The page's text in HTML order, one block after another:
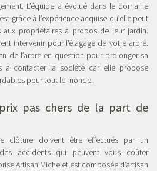
L’équipe a évolué dans le domaine
grâce à l’expérience acquise qu’elle peut
aux propriétaires à propos de leur jardin.
intervenir pour l’élagage de votre arbre.
de l’arbre en question pour prolonger sa
à contacter la société car elle propose
pour tout le monde.
pas chers de la part de
clôture doivent être effectués par un
accidents qui peuvent vous coûter
Artisan Michelet est composée d’artisan